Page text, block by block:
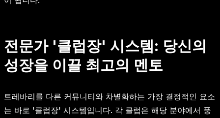
전문가 '클럽장' 시스템: 당신의
성장을 이끌 최고의 멘토
트레바리를 다른 커뮤니티와 차별화하는 가장 결정적인 요소
는 바로 '클럽장' 시스템입니다. 각 클럽은 해당 분야에서 풍